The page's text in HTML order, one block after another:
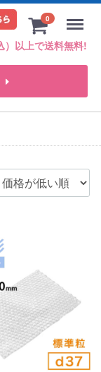
0
）以上で送料無料!
Menu